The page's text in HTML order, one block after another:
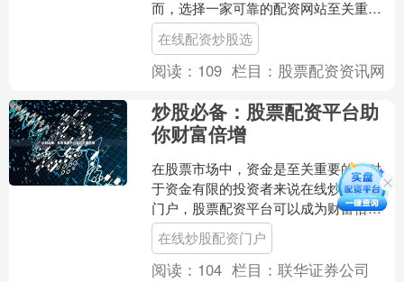
而，选择一家可靠的配资网站至关重
要。以下精选的炒股配资网站值得您的
考虑： **约选配资** 约....
在线配资炒股选
阅读： 109 栏目： 股票配资资讯网
炒股必备：股票配资平台助
你财富倍增
在股票市场中，资金是至关重要的。对
于资金有限的投资者来说在线炒股配资
门户，股票配资平台可以成为财富倍增
的利器。 股票配资平台是一种金融服
务，为投资者提供杠杆资金....
在线炒股配资门户
阅读： 104 栏目：联华证券公司